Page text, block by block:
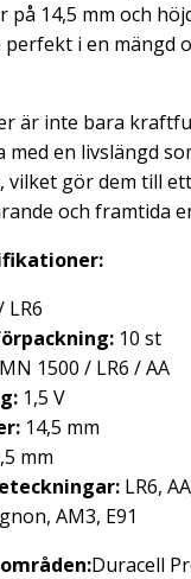
på 14,5 mm och
perfekt i en mängd
är inte bara
med en livslängd
vilket gör dem till
och framtida
LR6
10 st
MN 1500 / LR6 / AA
1,5 V
14,5 mm
mm
LR6,
AM3, E91
Duracell